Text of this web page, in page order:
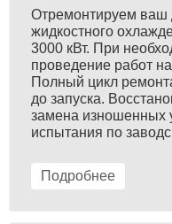
Отремонтируем ваш
жидкостного
3000 кВт. При
проведение работ на
Полный цикл
до запуска.
замена изношенных
испытания по
Подробнее